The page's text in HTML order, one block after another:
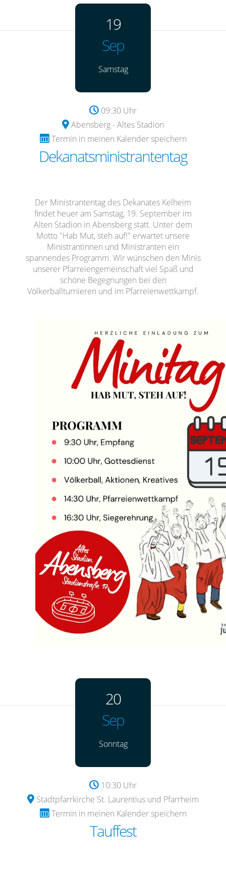
19
Sep
Samstag
09:30 Uhr
Abensberg - Altes Stadion
Termin in meinen Kalender speichern
Dekanatsministrantentag
Der Ministrantentag des Dekanates Kelheim
findet heuer am Samstag, 19. September im
Alten Stadion in Abensberg statt. Unter dem
Motto "Hab Mut, steh auf!" erwartet unsere
Ministrantinnen und Ministranten ein
spannendes Programm. Wir wünschen den Minis
unserer Pfarreiengemeinschaft viel Spaß und
schöne Begegnungen bei den
Völkerballturnieren und im Pfarreienwettkampf.
20
Sep
Sonntag
10:30 Uhr
Stadtpfarrkirche St. Laurentius und Pfarrheim
Termin in meinen Kalender speichern
Tauffest